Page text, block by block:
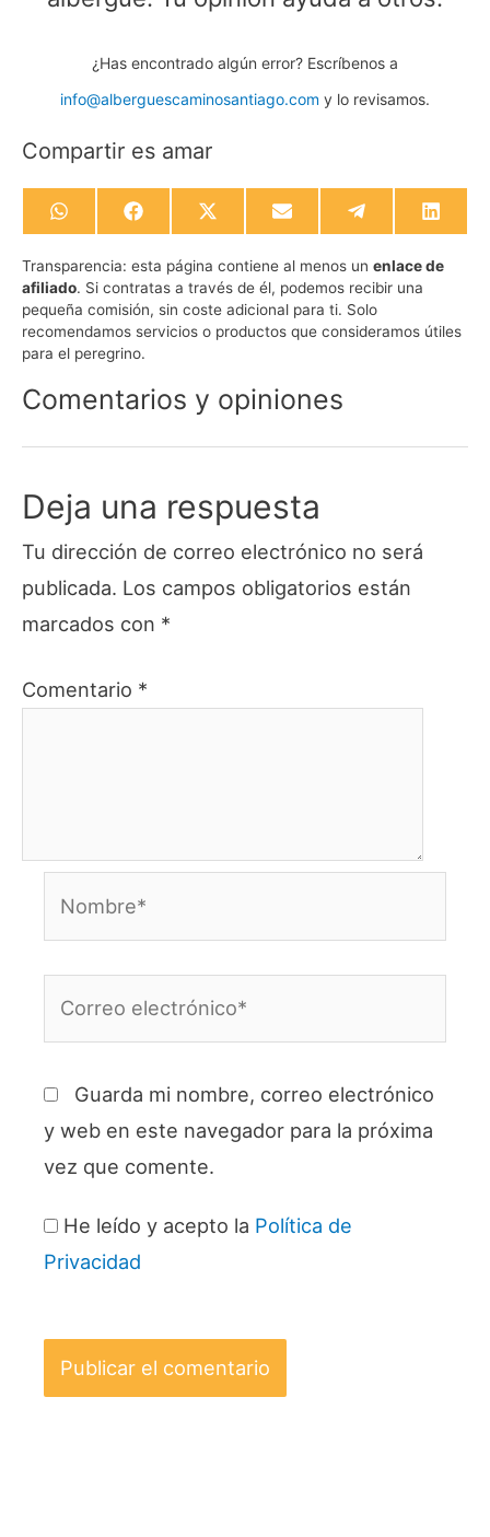
¿Has encontrado algún error? Escríbenos a
info@alberguescaminosantiago.com y lo revisamos.
Compartir es amar
Compartir
en
WhatsApp
Compartir
en
Facebook
Compartir
en
X
(Twitter)
Compartir
en
Email
Compartir
en
Telegram
en
Transparencia: esta página contiene al menos un enlace de
afiliado. Si contratas a través de él, podemos recibir una
pequeña comisión, sin coste adicional para ti. Solo
recomendamos servicios o productos que consideramos útiles
para el peregrino.
Comentarios y opiniones
Deja una respuesta
Tu dirección de correo electrónico no será
publicada. Los campos obligatorios están
marcados con *
Comentario *
Guarda mi nombre, correo electrónico
y web en este navegador para la próxima
vez que comente.
He leído y acepto la Política de
Privacidad